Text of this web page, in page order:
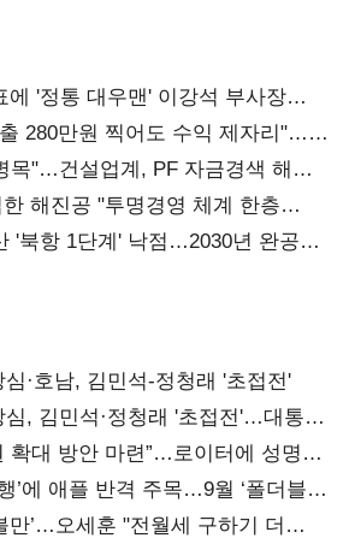
에 '정통 대우맨' 이강석 부사장
280만원 찍어도 수익 제자리"…
인'
목"…건설업계, PF 자금경색 해소
해진공 "투명경영 체계 한층
'북항 1단계' 낙점…2030년 완공
·호남, 김민석-정청래 '초접전'
, 김민석·정청래 '초접전'…대통령
'(종합)
확대 방안 마련”…로이터에 성명
’에 애플 반격 주목…9월 ‘폴더블
만’…오세훈 "전월세 구하기 더